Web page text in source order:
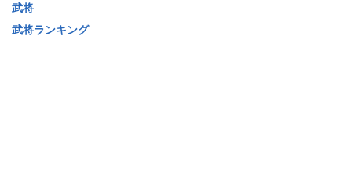
武将
武将ランキング